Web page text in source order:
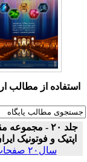
استفاده از مطالب
جلد ۲۰ -
اپتیک و فوتونیک ایران
سال۲۰ صفحات ۶۸۰-۶۷۷